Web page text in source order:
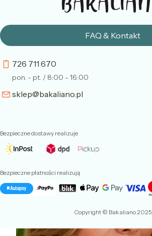
FAQ & Kontakt
726 711 670
pon. - pt. / 8:00 - 16:00
sklep@bakaliano.pl
Bezpieczne dostawy realizuje
Bezpieczne płatności realizują
Copyright © Bakaliano 2025